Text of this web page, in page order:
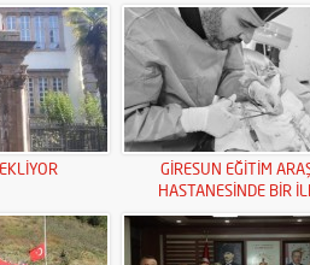
GİRESUN EĞİTİM
HASTANESİNDE BİR